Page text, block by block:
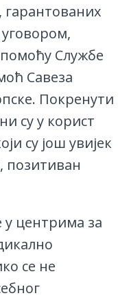
гарантованих
Службе
Савеза
Покренути
су у корист
су још увијек
позитиван
у центрима за
се не